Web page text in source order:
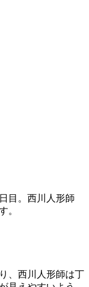
目。西川人形師
。
、西川人形師は丁